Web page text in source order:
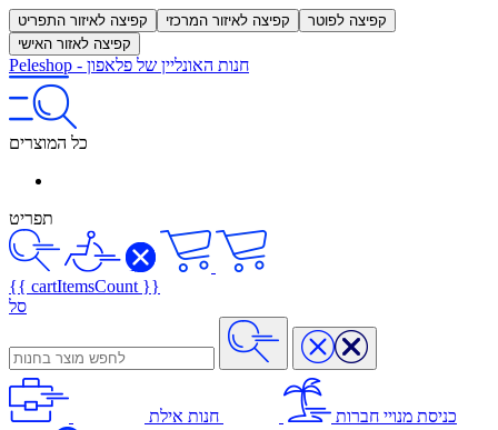
קפיצה לאיזור התפריט קפיצה לאיזור המרכזי
קפיצה לפוטר
קפיצה לאזור האישי
Peleshop - חנות האונליין של פלאפון
כל המוצרים
תפריט
{{ cartItemsCount }}
סל
כניסת מנויי חברות חנות אילת